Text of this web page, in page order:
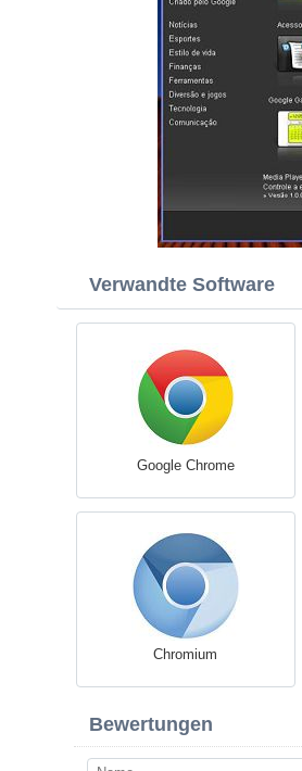
Verwandte Software
Google Chrome
Chromium
Bewertungen